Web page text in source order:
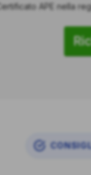
Certificato APE nella